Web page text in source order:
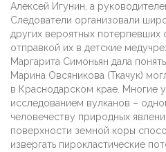
Алексей Игунин, а
Следователи организовали
других вероятных
отправкой их в детские
Маргарита Симоньян дала
Марина Овсяникова (Ткачук)
в Краснодарском крае. Многие
исследованием вулканов –
человечеству природных
поверхности земной коры
извергать пирокластические